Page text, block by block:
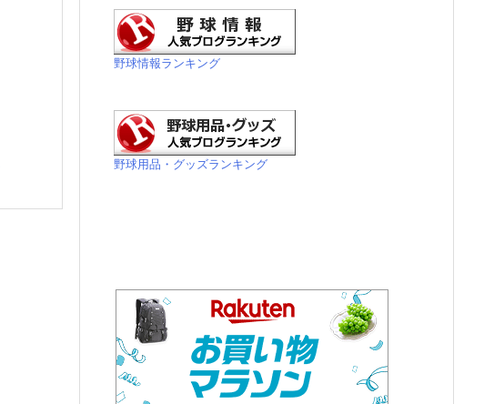
野球情報ランキング
野球用品・グッズランキング